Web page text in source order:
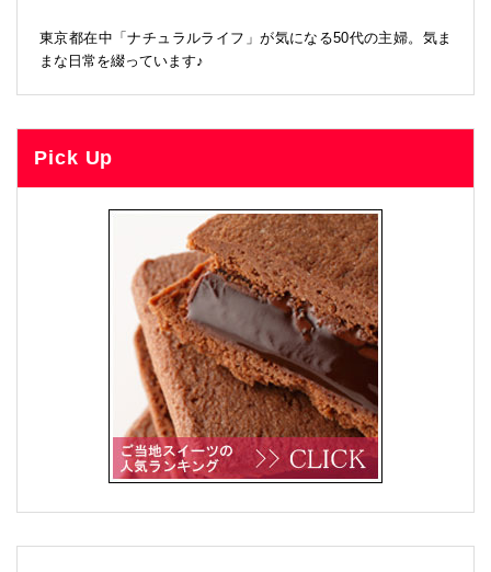
東京都在中「ナチュラルライフ」が気になる50代の主婦。気ま
まな日常を綴っています♪
Pick Up